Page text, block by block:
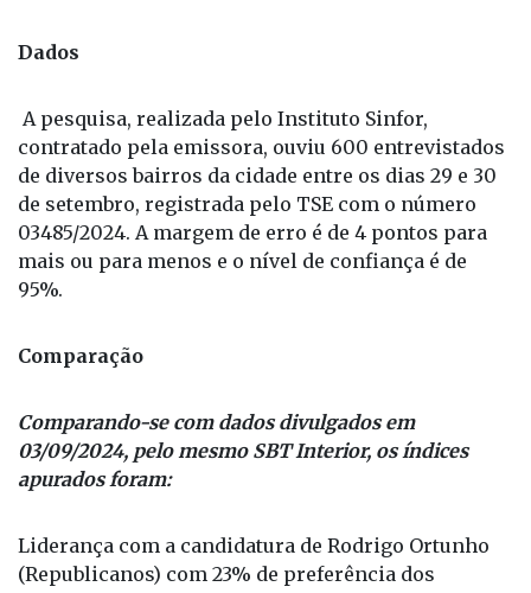
Dados
A pesquisa, realizada pelo Instituto Sinfor,
contratado pela emissora, ouviu 600 entrevistados
de diversos bairros da cidade entre os dias 29 e 30
de setembro, registrada pelo TSE com o número
03485/2024. A margem de erro é de 4 pontos para
mais ou para menos e o nível de confiança é de
95%.
Comparação
Comparando-se com dados divulgados em
03/09/2024, pelo mesmo SBT Interior, os índices
apurados foram:
Liderança com a candidatura de Rodrigo Ortunho
(Republicanos) com 23% de preferência dos